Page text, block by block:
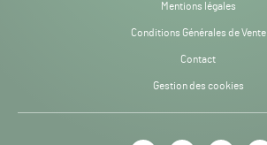
Mentions légales
Conditions Générales de Vente
Contact
Gestion des cookies